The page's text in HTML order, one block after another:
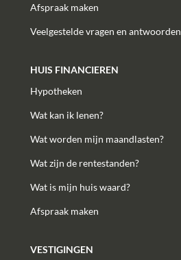
Afspraak maken
Veelgestelde vragen en antwoorden
HUIS FINANCIEREN
Hypotheken
Wat kan ik lenen?
Wat worden mijn maandlasten?
Wat zijn de rentestanden?
Wat is mijn huis waard?
Afspraak maken
VESTIGINGEN